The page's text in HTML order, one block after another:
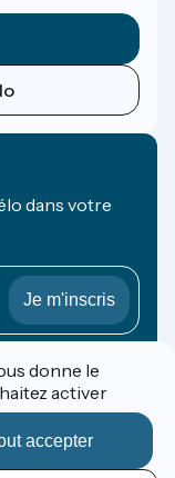
dans votre
donne le
activer
accepter